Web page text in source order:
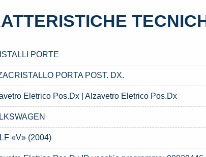
PORTE
PORTA POST. DX.
Eletrico Pos.Dx | Alzavetro Eletrico Pos.Dx
«V» (2004)